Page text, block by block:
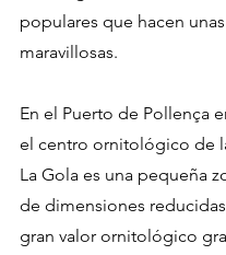
populares que hacen
maravillosas.
En el Puerto de Pollença
el centro ornitológico de
La Gola es una pequeña
de dimensiones
gran valor ornitológico